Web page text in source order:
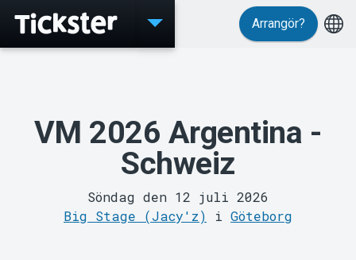
Evenemang
Arrangör?
VM 2026 Argentina -
Schweiz
Söndag den 12 juli 2026
Big Stage (Jacy'z) i Göteborg